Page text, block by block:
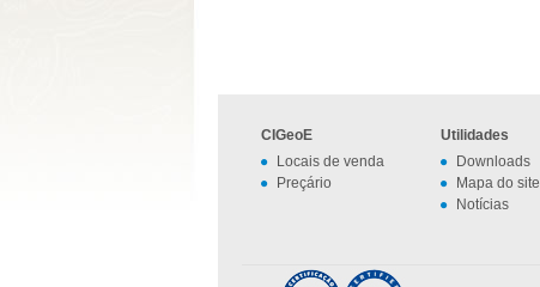
CIGeoE
Locais de venda
Preçário
Utilidades
Downloads
Mapa do site
Notícias